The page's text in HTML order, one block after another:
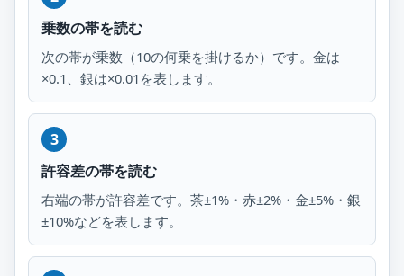
乗数の帯を読む
次の帯が乗数（10の何乗を掛けるか）です。金は
×0.1、銀は×0.01を表します。
許容差の帯を読む
右端の帯が許容差です。茶±1%・赤±2%・金±5%・銀
±10%などを表します。